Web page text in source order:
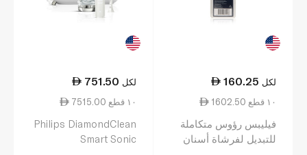
160.25 لكل
1602.50 ١٠ قطع
فيليبس رؤوس متكاملة
للتبديل لفرشاة أسنان
751.50 لكل
7515.00 ١٠ قطع
Philips DiamondClean
Smart Sonic